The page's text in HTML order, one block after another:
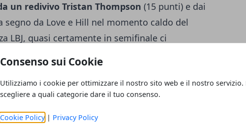
Consenso sui Cookie
Utilizziamo i cookie per ottimizzare il nostro sito web e il nostro servizio.
scegliere a quali categorie dare il tuo consenso.
Cookie Policy| Privacy Policy
un redivivo Tristan Thompson (15 punti) e dai
da Love e Hill nel momento caldo del
LBJ, quasi certamente in semifinale ci
ha lottato con tutte le sue forze fino all'ultimo.
30 punti, 12 rimbalzi e 6 assist, ma la sua
ottenere il "pass" per il secondo turno di
di un minuto dalla sirena, gli ospiti erano
. Sulla Quicken Loans Arena scende il gelo, ma